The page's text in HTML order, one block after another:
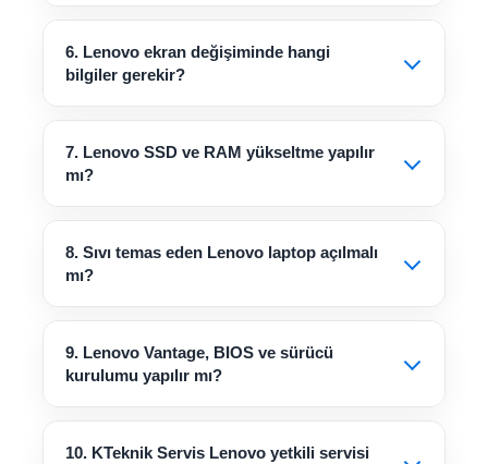
6. Lenovo ekran değişiminde hangi
bilgiler gerekir?
7. Lenovo SSD ve RAM yükseltme yapılır
mı?
8. Sıvı temas eden Lenovo laptop açılmalı
mı?
9. Lenovo Vantage, BIOS ve sürücü
kurulumu yapılır mı?
10. KTeknik Servis Lenovo yetkili servisi